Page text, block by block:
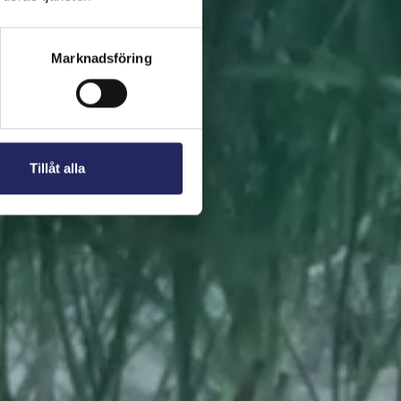
Marknadsföring
Tillåt alla
present. En bit av